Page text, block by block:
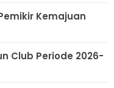
Kemajuan
Club Periode 2026-